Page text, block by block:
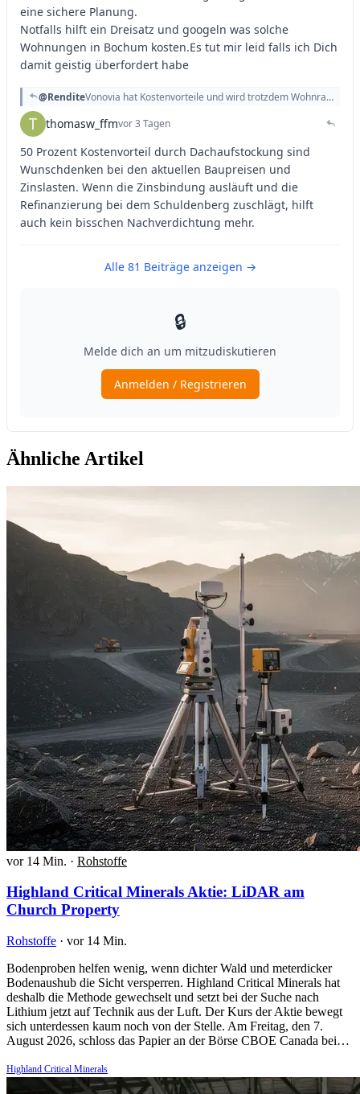
Ähnliche Artikel
vor 14 Min. · Rohstoffe
Highland Critical Minerals Aktie: LiDAR am
Church Property
Rohstoffe · vor 14 Min.
Bodenproben helfen wenig, wenn dichter Wald und meterdicker
Bodenaushub die Sicht versperren. Highland Critical Minerals hat
deshalb die Methode gewechselt und setzt bei der Suche nach
Lithium jetzt auf Technik aus der Luft. Der Kurs der Aktie bewegt
sich unterdessen kaum noch von der Stelle. Am Freitag, den 7.
August 2026, schloss das Papier an der Börse CBOE Canada bei…
Highland Critical Minerals